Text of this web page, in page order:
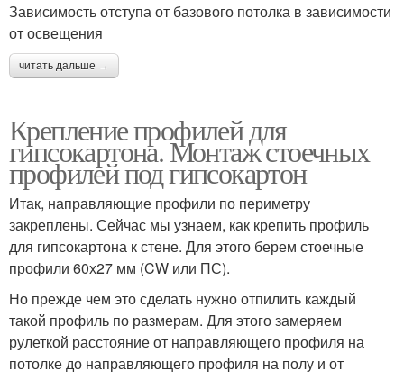
Зависимость отступа от базового потолка в зависимости
от освещения
читать дальше →
Крепление профилей для
гипсокартона. Монтаж стоечных
профилей под гипсокартон
Итак, направляющие профили по периметру
закреплены. Сейчас мы узнаем, как крепить профиль
для гипсокартона к стене. Для этого берем стоечные
профили 60х27 мм (CW или ПС).
Но прежде чем это сделать нужно отпилить каждый
такой профиль по размерам. Для этого замеряем
рулеткой расстояние от направляющего профиля на
потолке до направляющего профиля на полу и от